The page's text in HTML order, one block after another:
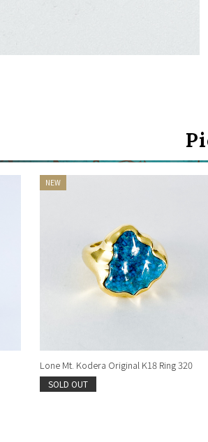
Lone Mt. Kodera Original K18 Ring 320
SOLD OUT